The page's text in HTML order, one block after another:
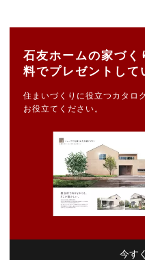
石友ホームの家づく
料でプレゼントして
住まいづくりに役立つカタロ
お役立てください。
今す